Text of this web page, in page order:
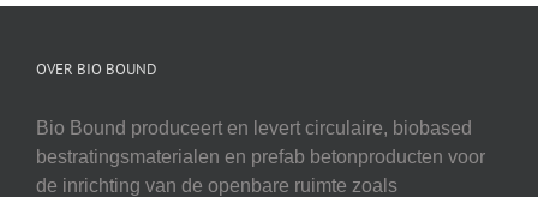
OVER BIO BOUND
Bio Bound produceert en levert circulaire, biobased
bestratingsmaterialen en prefab betonproducten voor
de inrichting van de openbare ruimte zoals